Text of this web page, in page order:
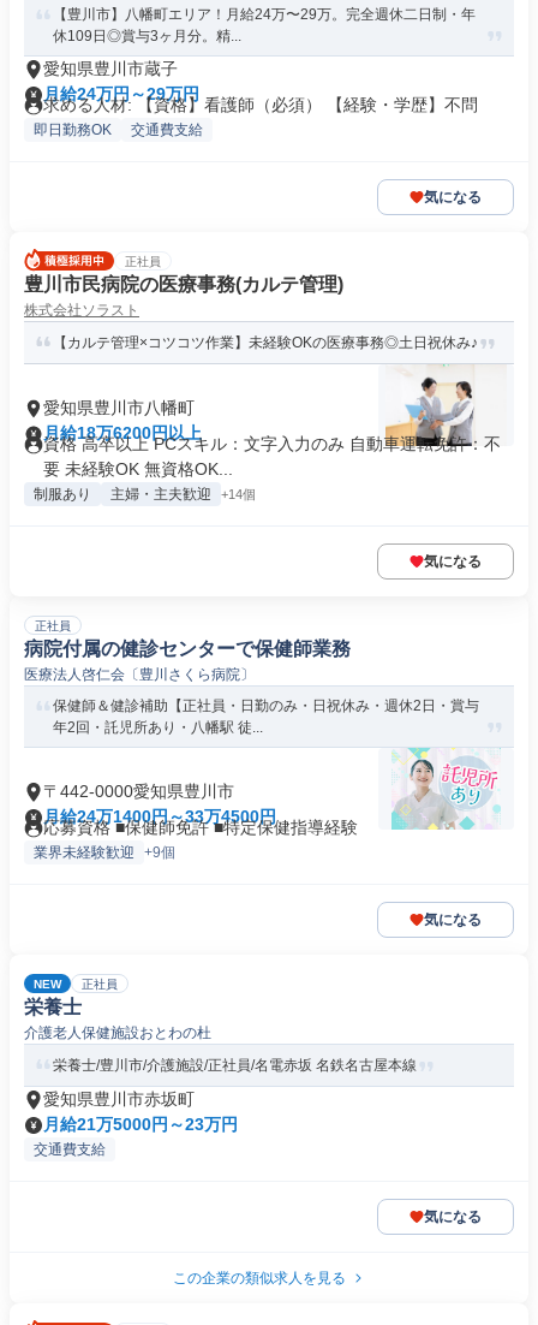
【豊川市】八幡町エリア！月給24万〜29万。完全週休二日制・年
休109日◎賞与3ヶ月分。精...
愛知県豊川市蔵子
月給24万円～29万円
求める人材: 【資格】看護師（必須） 【経験・学歴】不問
即日勤務OK 交通費支給
気になる
正社員
豊川市民病院の医療事務(カルテ管理)
株式会社ソラスト
【カルテ管理×コツコツ作業】未経験OKの医療事務◎土日祝休み♪
愛知県豊川市八幡町
月給18万6200円以上
資格 高卒以上 PCスキル：文字入力のみ 自動車運転免許：不
要 未経験OK 無資格OK...
制服あり 主婦・主夫歓迎 +14個
気になる
正社員
病院付属の健診センターで保健師業務
医療法人啓仁会〔豊川さくら病院〕
保健師＆健診補助【正社員・日勤のみ・日祝休み・週休2日・賞与
年2回・託児所あり・八幡駅 徒...
〒442-0000愛知県豊川市
月給24万1400円～33万4500円
応募資格 ■保健師免許 ■特定保健指導経験
業界未経験歓迎 +9個
気になる
NEW 正社員
栄養士
介護老人保健施設おとわの杜
栄養士/豊川市/介護施設/正社員/名電赤坂 名鉄名古屋本線
愛知県豊川市赤坂町
月給21万5000円～23万円
交通費支給
気になる
この企業の類似求人を見る